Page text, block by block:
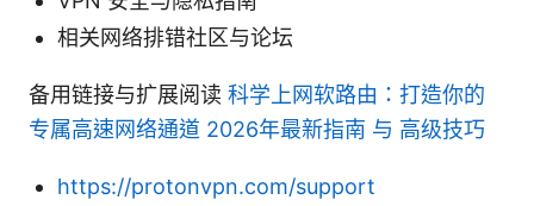
相关网络排错社区与论坛
备用链接与扩展阅读 科学上网软路由：打造你的
专属高速网络通道 2026年最新指南 与 高级技巧
https://protonvpn.com/support